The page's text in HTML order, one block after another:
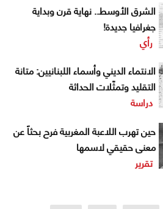
الشرق الأوسط.. نهاية قرن وبداية
جغرافيا جديدة!
رأي
الانتماء الديني وأسماء اللبنانيين: متانة
التقليد وتمثّلات الحداثة
دراسة
حين تهرب اللاعبة المغربية فرح بحثاً عن
معنى حقيقي لاسمها
تقرير